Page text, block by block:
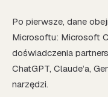
Po pierwsze, dane
Microsoftu: Microsoft
doświadczenia
ChatGPT, Claude’a,
narzędzi.